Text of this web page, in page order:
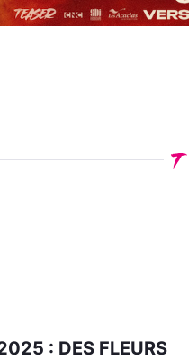
: DES FLEURS